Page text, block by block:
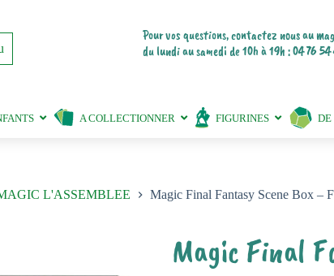
Pour vos questions, contactez nous au
du lundi au samedi de 10h à 19h : 04 76 54
A COLLECTIONNER FIGURINES DE
L'ASSEMBLEE Magic Final Fantasy Scene Box –
Magic Final